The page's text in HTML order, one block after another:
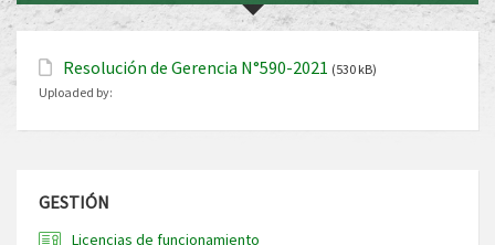
Resolución de Gerencia N°590-2021 (530 kB)
Uploaded by:
GESTIÓN
Licencias de funcionamiento